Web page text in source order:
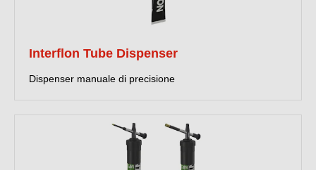
Interflon Tube Dispenser
Dispenser manuale di precisione